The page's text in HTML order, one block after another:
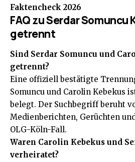
Faktencheck 2026
FAQ zu Serdar Somuncu
getrennt
Sind Serdar Somuncu und
getrennt?
Eine offiziell bestätigte
Somuncu und Carolin Kebekus
belegt. Der Suchbegriff beruht
Medienberichten, Gerüchten
OLG-Köln-Fall.
Waren Carolin Kebekus und
verheiratet?